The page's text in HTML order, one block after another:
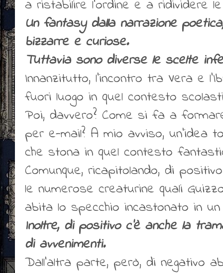
a ristabilire l'ordine e a ridividere
Un fantasy dalla narrazione
bizzarre e curiose.
Tuttavia sono diverse le scelte
Innanzitutto, l'incontro tra Vera e
fuori luogo in quel contesto
Poi, davvero? Come si fa a
per e-mail? A mio avviso, un'idea
che stona in quel contesto
Comunque, ricapitolando, di
le numerose creaturine quali
abita lo specchio incastonato in un
Inoltre, di positivo c'è anche la
di avvenimenti.
Dall'altra parte, però, di negativo